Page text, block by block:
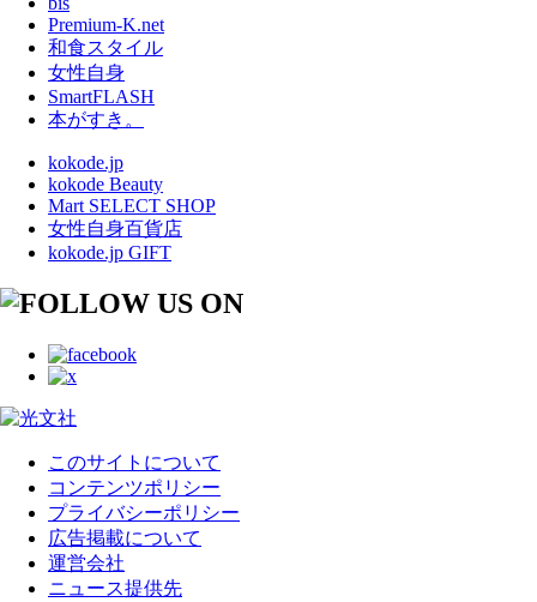
Premium-K.net
和食スタイル
女性自身
SmartFLASH
本がすき。
kokode.jp
kokode Beauty
Mart SELECT SHOP
女性自身百貨店
kokode.jp GIFT
このサイトについて
コンテンツポリシー
プライバシーポリシー
広告掲載について
運営会社
ニュース提供先